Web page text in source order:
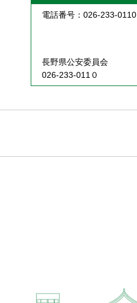
電話番号：026-233-0110
長野県公安委員会
026-233-011０